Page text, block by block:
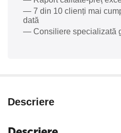
— 7 din 10 clienți mai
dată
— Consiliere specializată
Descriere